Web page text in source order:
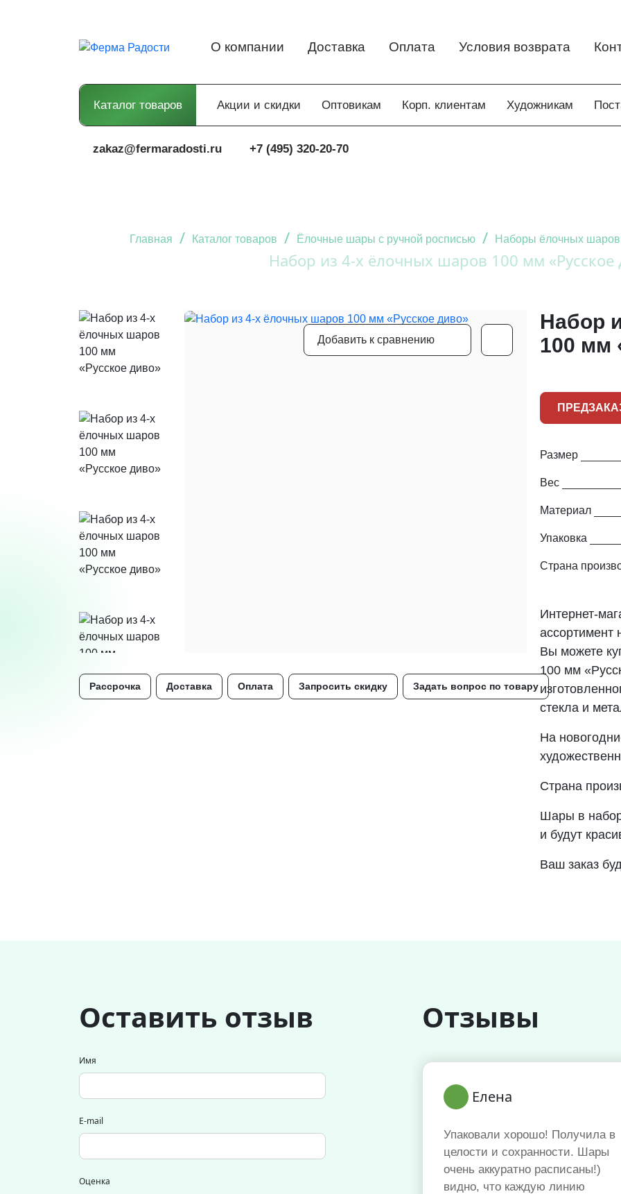
О компании Доставка Оплата Условия возврата
Каталог товаров Акции и скидки Оптовикам Корп. клиентам Художникам
zakaz@fermaradosti.ru +7 (495) 320-20-70
Главная / Каталог товаров / Ёлочные шары с ручной росписью / Наборы ёлочных шаров
Набор из 4-х ёлочных шаров 100 мм «Русское
Добавить к сравнению
Рассрочка Доставка Оплата Запросить скидку Задать вопрос по товару
Набор
100 мм
Размер
Вес
Материал
Упаковка
Страна
Интернет-
ассортимент
Вы можете
100 мм
стекла и
На
Страна
Шары в
и будут
Ваш заказ
Оставить отзыв
Имя
E-mail
Оценка
Отзывы
Елена
Упаковали хорошо! Получила в
целости и сохранности. Шары
очень аккуратно расписаны!)
видно, что каждую линию